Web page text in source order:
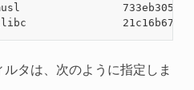
glibc
ルタは、次のように指定しま